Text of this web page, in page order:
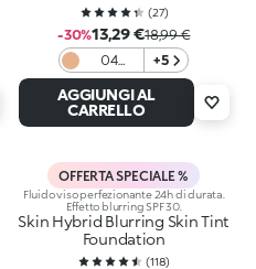
(27)
-30%13,29 €18,99 €
04
Almond
+5
AGGIUNGI AL
CARRELLO
OFFERTA SPECIALE %
Fluido viso perfezionante 24h di durata.
Effetto blurring SPF 30.
Skin Hybrid Blurring Skin Tint
Foundation
(118)